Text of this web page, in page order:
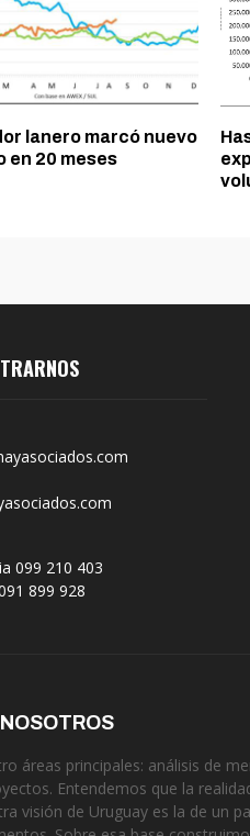
lanero marcó nuevo
en 20 meses
099 210 403
899 928
áreas principales: análisis de
Entendemos que la
visión de Uruguay es la de un